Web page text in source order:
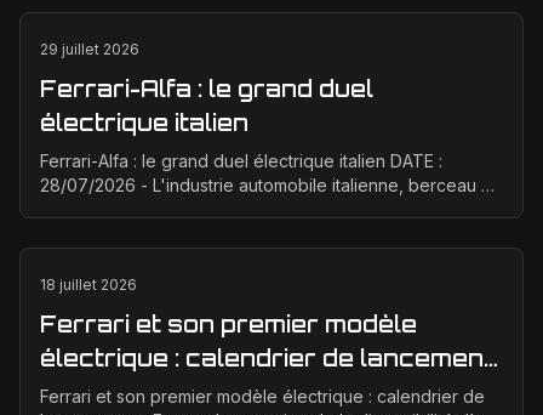
29 juillet 2026
Ferrari-Alfa : le grand duel
électrique italien
Ferrari-Alfa : le grand duel électrique italien DATE :
28/07/2026 - L'industrie automobile italienne, berceau de
18 juillet 2026
Ferrari et son premier modèle
électrique : calendrier de lancement
en Europe
Ferrari et son premier modèle électrique : calendrier de